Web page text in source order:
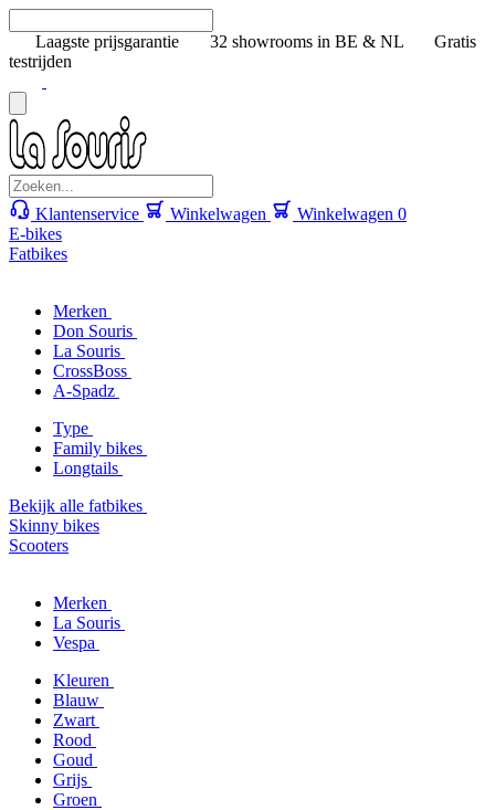
Laagste prijsgarantie 32 showrooms in BE & NL
Gratis
testrijden
Klantenservice Winkelwagen Winkelwagen 0
E-bikes
Fatbikes
Merken
Don Souris
La Souris
CrossBoss
A-Spadz
Type
Family bikes
Longtails
Bekijk alle fatbikes
Skinny bikes
Scooters
Merken
La Souris
Vespa
Kleuren
Blauw
Zwart
Rood
Goud
Grijs
Groen